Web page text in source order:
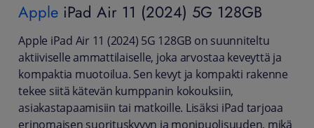
Apple iPad Air 11 (2024) 5G 128GB
Apple iPad Air 11 (2024) 5G 128GB on suunniteltu
aktiiviselle ammattilaiselle, joka arvostaa keveyttä ja
kompaktia muotoilua. Sen kevyt ja kompakti rakenne
tekee siitä kätevän kumppanin kokouksiin,
asiakastapaamisiin tai matkoille. Lisäksi iPad tarjoaa